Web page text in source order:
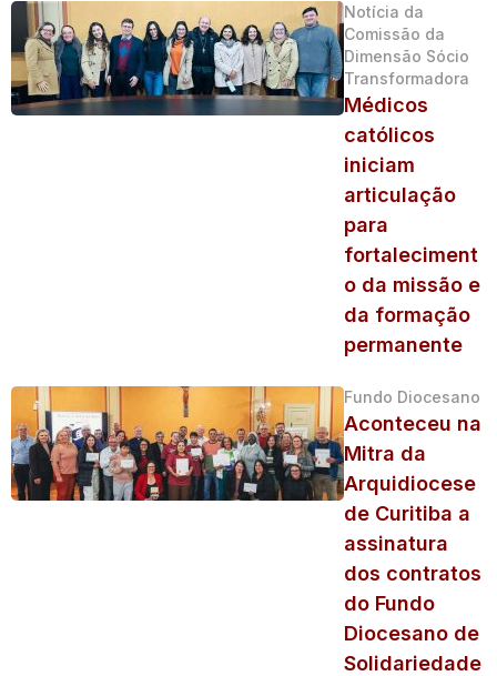
Notícia da
Comissão da
Dimensão Sócio
Transformadora
Médicos
católicos
iniciam
articulação
para
fortaleciment
o da missão e
da formação
permanente
Fundo Diocesano
Aconteceu na
Mitra da
Arquidiocese
de Curitiba a
assinatura
dos contratos
do Fundo
Diocesano de
Solidariedade